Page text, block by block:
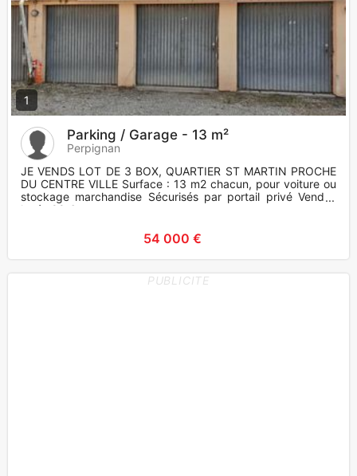
1
Parking / Garage - 13 m²
Perpignan
JE VENDS LOT DE 3 BOX, QUARTIER ST MARTIN PROCHE
DU CENTRE VILLE Surface : 13 m2 chacun, pour voiture ou
stockage marchandise Sécurisés par portail privé Vendus
loués 88 € m
54 000 €
PUBLICITE